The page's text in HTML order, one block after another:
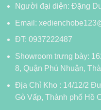
Người đại diện: Đặng
Email:
ĐT: 0937222487
Showroom trưng bày:
8, Quận Phú Nhuận,
Địa Chỉ Kho : 14/12/2
Gò Vấp, Thành phố Hồ